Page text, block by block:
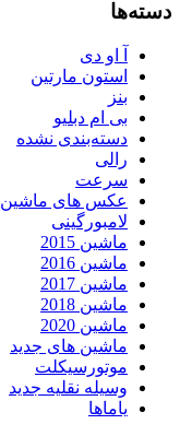
دسته‌ها
آ او دی
استون مارتین
بنز
بی ام دبلیو
دسته‌بندی نشده
رالی
سرعت
عکس های ماشین
لامبورگینی
ماشین 2015
ماشین 2016
ماشین 2017
ماشین 2018
ماشین 2020
ماشین های جدید
موتورسیکلت
وسیله نقلیه جدید
یاماها